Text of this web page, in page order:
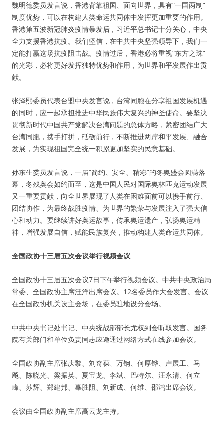
魏明德委员发言说，香港背靠祖国、面向世界，具有“一国两制”
制度优势，可以在构建人类命运共同体中发挥更加重要的作用。
香港第五波新冠肺炎疫情暴发后，习近平总书记十分关心，中央
全力支援香港抗疫。我们坚信，在中共中央坚强领导下，我们一
定能打赢这场抗疫阻击战。疫情过后，香港必将重视“东方之珠”
的光彩，必将更好发挥独特优势和作用，为世界和平发展作出贡
献。
张泽熙委员代表台盟中央发言说，台湾同胞在分享祖国发展机遇
的同时，应一起承担推进中华民族伟大复兴的神圣使命。要坚决
贯彻新时代中国共产党解决台湾问题的总体方略，紧密团结广大
台湾同胞，携手打拼，砥砺前行，不断推进两岸和平发展、融合
发展，为实现祖国完全统一积累更加坚实的民意基础。
孙东生委员发言说，一届“简约、安全、精彩”的冬奥盛会圆满落
幕，冬残奥会如约而至，这是中国人民对国际奥林匹克运动发展
又一重要贡献，向全世界展现了人类在困难面前可以携手前行、
团结协作，为最终战胜疫情、为世界的繁荣与发展注入了强大信
心和动力。要继续讲好奥运故事，传承奥运遗产，弘扬奥运精
神，增强发展自信，赋能民族复兴，推动构建人类命运共同体。
全国政协十三届五次会议举行视频会议
全国政协十三届五次会议7日下午举行视频会议。中共中央政治局
常委、全国政协主席汪洋出席会议。12名委员作大会发言。会议
在全国政协机关设主会场，在委员驻地设分会场。
中共中央书记处书记、中央统战部部长尤权到会听取发言。国务
院有关部门和单位负责同志应邀通过网络方式在线参加会议。
全国政协副主席张庆黎、刘奇葆、万钢、何厚铧、卢展工、马
飚、陈晓光、梁振英、夏宝龙、李斌、巴特尔、汪永清、何立
峰、苏辉、郑建邦、辜胜阻、刘新成、何维、邵鸿出席会议。
会议由全国政协副主席高云龙主持。